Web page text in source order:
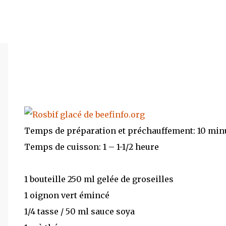
Temps de préparation et préchauffement: 10
Temps de cuisson: 1 – 1-1/2 heure
1 bouteille 250 ml gelée de groseilles
1 oignon vert émincé
1/4 tasse / 50 ml sauce soya